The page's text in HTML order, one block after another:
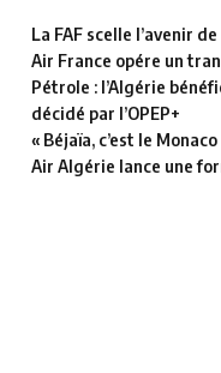
La FAF scelle l’avenir
Air France opére un
Pétrole : l’Algérie
décidé par l’OPEP+
« Béjaïa, c’est le
Air Algérie lance une